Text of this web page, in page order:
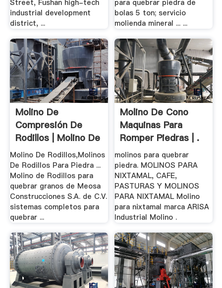
Street, Fushan high-tech
industrial development
district, ...
para quebrar piedra de
bolas 5 ton; servicio
molienda mineral ... ...
Molino De
Compresión De
Rodillos | Molino De
.
Molino De Rodillos,Molinos
De Rodillos Para Piedra ...
Molino de Rodillos para
quebrar granos de Meosa
Construcciones S.A. de C.V.
sistemas completos para
quebrar ...
Molino De Cono
Maquinas Para
Romper Piedras | .
molinos para quebrar
piedra. MOLINOS PARA
NIXTAMAL, CAFE,
PASTURAS Y MOLINOS
PARA NIXTAMAL Molino
para nixtamal marca ARISA
Industrial Molino .